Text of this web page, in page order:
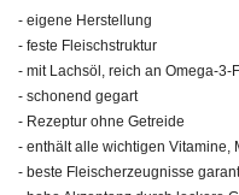
- eigene Herstellung
- feste Fleischstruktur
- mit Lachsöl, reich an Omega-3-
- schonend gegart
- Rezeptur ohne Getreide
- enthält alle wichtigen Vitamine,
- beste Fleischerzeugnisse